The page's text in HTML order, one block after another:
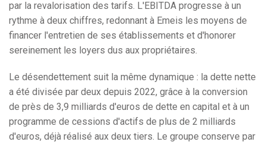
par la revalorisation des tarifs. L'EBITDA progresse à un
rythme à deux chiffres, redonnant à Emeis les moyens de
financer l'entretien de ses établissements et d'honorer
sereinement les loyers dus aux propriétaires.
Le désendettement suit la même dynamique : la dette nette
a été divisée par deux depuis 2022, grâce à la conversion
de près de 3,9 milliards d'euros de dette en capital et à un
programme de cessions d'actifs de plus de 2 milliards
d'euros, déjà réalisé aux deux tiers. Le groupe conserve par